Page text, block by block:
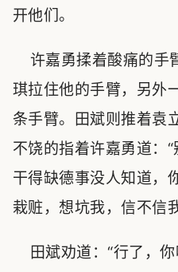
开他们。
许嘉勇揉着酸痛的手
琪拉住他的手臂，另外
条手臂。田斌则推着袁
不饶的指着许嘉勇道：“
干得缺德事没人知道，
栽赃，想坑我，信不信
田斌劝道：“行了，你